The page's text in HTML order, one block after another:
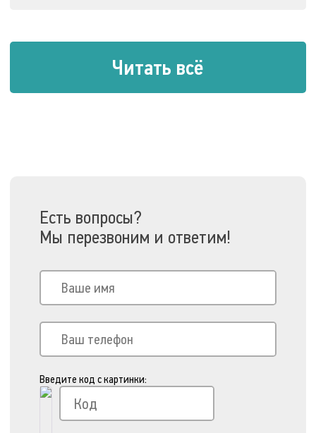
Читать всё
Есть вопросы?
Мы перезвоним и ответим!
Введите код с картинки: